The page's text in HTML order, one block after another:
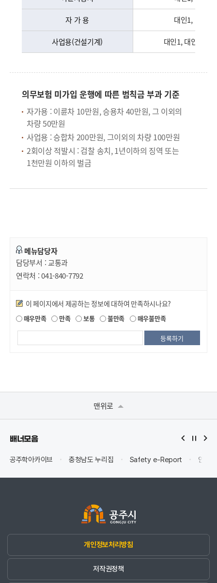
자 가 용 대인1, 대물
사업용(건설기계) 대인1, 대인2, 대
의무보험 미가입 운행에 따른 범칙금 부과 기준
자가용 : 이륜차 10만원, 승용차 40만원, 그 이외의
차량 50만원
사업용 : 승합차 200만원, 그이외의 차량 100만원
2회이상 적발시 : 검찰 송치, 1년이하의 징역 또는
1천만원 이하의 벌금
메뉴담당자
담당부서 : 교통과
연락처 :041-840-7792
만족도조사
이 페이지에서 제공하는 정보에 대하여 만족하시나요?
매우만족 만족 보통 불만족 매우불만족
맨위로
배너모음
공주학아카이브 충청남도 누리집 Safety e-Report 안전
개인정보처리방침
저작권정책